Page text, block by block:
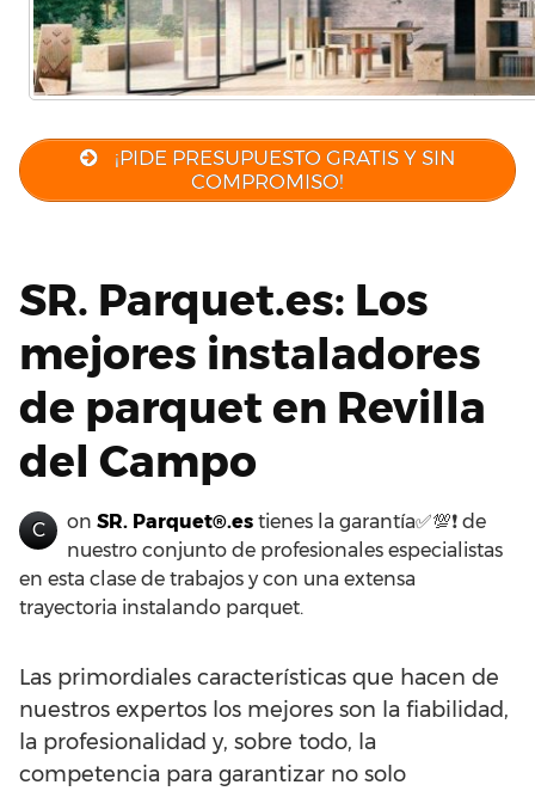
¡PIDE PRESUPUESTO GRATIS Y SIN
COMPROMISO!
SR. Parquet.es: Los
mejores instaladores
de parquet en Revilla
del Campo
C on SR. Parquet®.es tienes la garantía✅💯❗ de
nuestro conjunto de profesionales especialistas
en esta clase de trabajos y con una extensa
trayectoria instalando parquet.
Las primordiales características que hacen de
nuestros expertos los mejores son la fiabilidad,
la profesionalidad y, sobre todo, la
competencia para garantizar no solo